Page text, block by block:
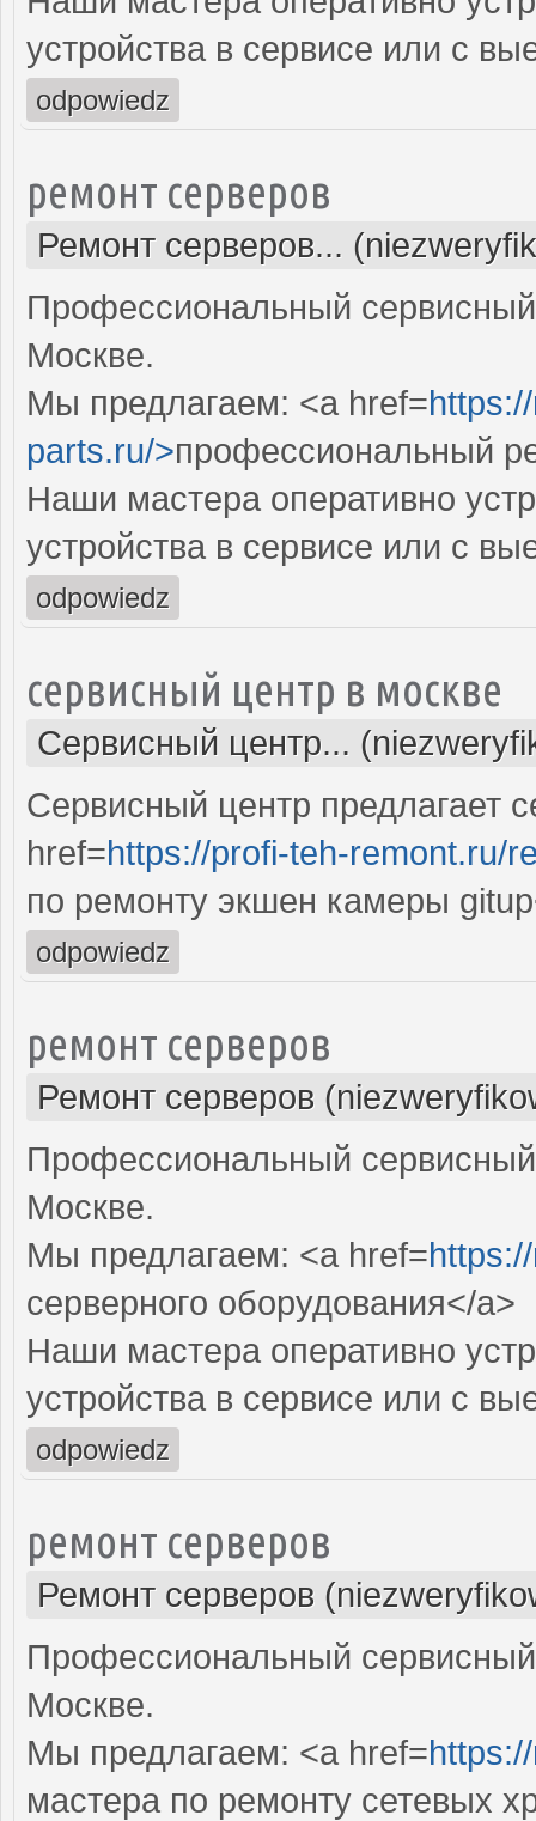
устройства в сервисе или с
odpowiedz
ремонт серверов
Ремонт серверов...
Профессиональный
Москве.
Мы предлагаем: <a href=
parts.ru/>профессиональный
Наши мастера оперативно
устройства в сервисе или с
odpowiedz
сервисный центр в москве
Сервисный центр...
Сервисный центр предлагает
href=https://profi-teh-remont.ru/
по ремонту экшен камеры
odpowiedz
ремонт серверов
Ремонт серверов
Профессиональный
Москве.
Мы предлагаем: <a href=
серверного оборудования</a>
Наши мастера оперативно
устройства в сервисе или с
odpowiedz
ремонт серверов
Ремонт серверов
Профессиональный
Москве.
Мы предлагаем: <a href=
мастера по ремонту сетевых